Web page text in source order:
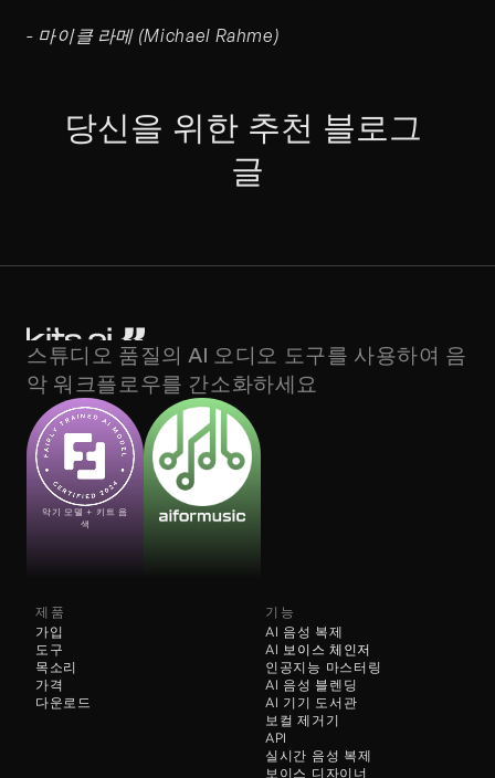
- 마이클 라메 (Michael Rahme)
당신을 위한 추천 블로그
글
스튜디오 품질의 AI 오디오 도구를 사용하여 음
악 워크플로우를 간소화하세요
악기 모델 + 키트 음
색
제품
가입
도구
목소리
가격
다운로드
기능
AI 음성 복제
AI 음성 블렌딩
AI 보이스 체인저
인공지능 마스터링
AI 기기 도서관
보컬 제거기
API
실시간 음성 복제
보이스 디자이너